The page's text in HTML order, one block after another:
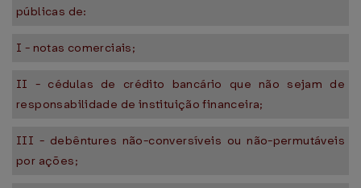
públicas de:
I - notas comerciais;
II - cédulas de crédito bancário que não sejam de
responsabilidade de instituição financeira;
III - debêntures não-conversíveis ou não-permutáveis
por ações;